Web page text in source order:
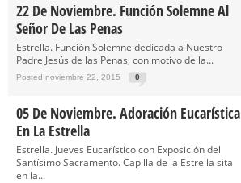
22 De Noviembre. Función Solemne Al
Señor De Las Penas
Estrella. Función Solemne dedicada a Nuestro
Padre Jesús de las Penas, con motivo de la...
Posted noviembre 22, 2015 0
05 De Noviembre. Adoración Eucarística
En La Estrella
Estrella. Jueves Eucarístico con Exposición del
Santísimo Sacramento. Capilla de la Estrella sita
en la...